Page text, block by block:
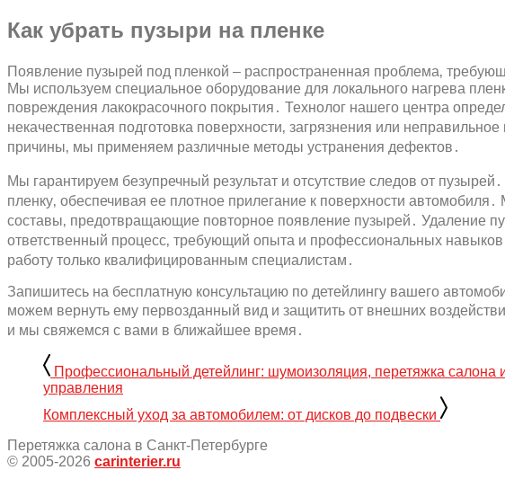
Как убрать пузыри на пленке
Появление пузырей под пленкой – распространенная проблема‚
Мы используем специальное оборудование для локального нагрева
повреждения лакокрасочного покрытия․ Технолог нашего центра
некачественная подготовка поверхности‚ загрязнения или
причины‚ мы применяем различные методы устранения дефектов․
Мы гарантируем безупречный результат и отсутствие следов от
пленку‚ обеспечивая ее плотное прилегание к поверхности
составы‚ предотвращающие повторное появление пузырей․ Удаление
ответственный процесс‚ требующий опыта и профессиональных
работу только квалифицированным специалистам․
Запишитесь на бесплатную консультацию по детейлингу вашего
можем вернуть ему первозданный вид и защитить от внешних
и мы свяжемся с вами в ближайшее время․
Профессиональный детейлинг: шумоизоляция, перетяжка салона
управления
Комплексный уход за автомобилем: от дисков до подвески
Перетяжка салона в Санкт-Петербурге
© 2005-2026 carinterier.ru